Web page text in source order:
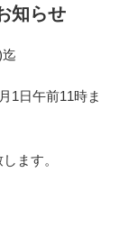
知らせ
1日午前11時ま
ます。